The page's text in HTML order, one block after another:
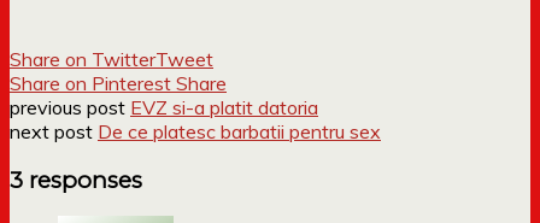
Share on TwitterTweet
Share on Pinterest Share
previous post EVZ si-a platit datoria
next post De ce platesc barbatii pentru sex
3 responses